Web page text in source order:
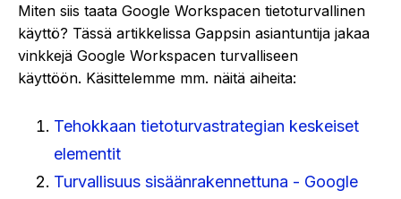
Miten siis taata Google Workspacen tietoturvallinen
käyttö? Tässä artikkelissa Gappsin asiantuntija jakaa
vinkkejä Google Workspacen turvalliseen
käyttöön. Käsittelemme mm. näitä aiheita:
Tehokkaan tietoturvastrategian keskeiset
elementit
Turvallisuus sisäänrakennettuna - Google